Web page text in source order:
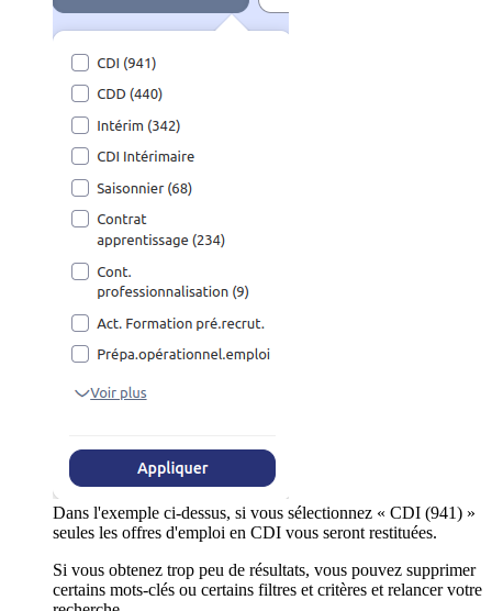
Dans l'exemple ci-dessus, si vous sélectionnez « CDI (941) »
seules les offres d'emploi en CDI vous seront restituées.
Si vous obtenez trop peu de résultats, vous pouvez supprimer
certains mots-clés ou certains filtres et critères et relancer votre